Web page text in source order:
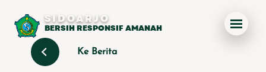
SIDOARJO
BERSIH RESPONSIF AMANAH
Ke Berita